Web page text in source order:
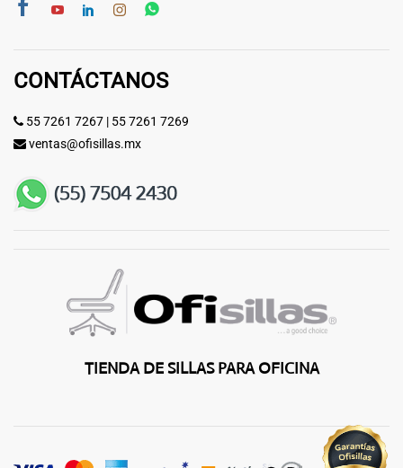
CONTÁCTANOS
55 7261 7267 | 55 7261 7269
ventas@ofisillas.mx
TIENDA DE SILLAS PARA OFICINA